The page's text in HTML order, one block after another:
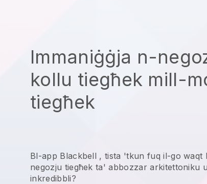
Immaniġġja n-
kollu tiegħek mill-
tiegħek
Bl-app Blackbell ,tista 'tkun fuq il-go waqt
negozju tiegħek ta' abbozzar arkitettoniku
inkredibbli?